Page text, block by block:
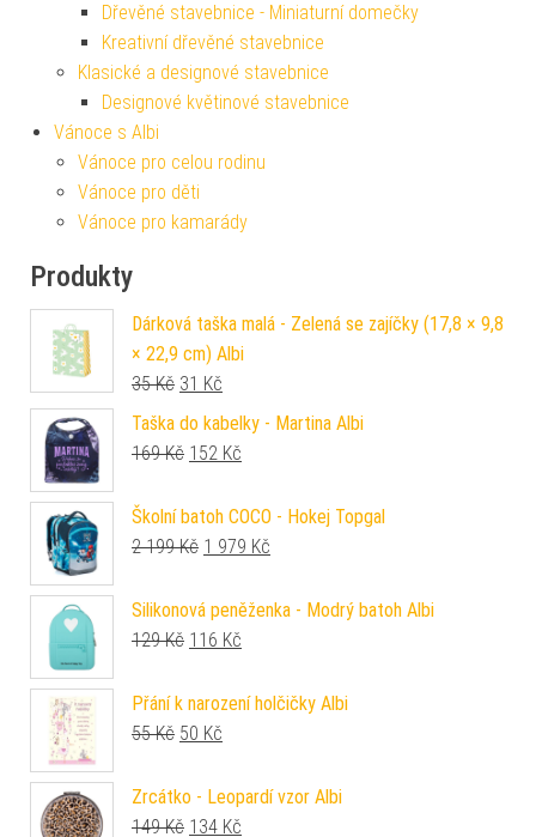
Dřevěné stavebnice - Miniaturní domečky
Kreativní dřevěné stavebnice
Klasické a designové stavebnice
Designové květinové stavebnice
Vánoce s Albi
Vánoce pro celou rodinu
Vánoce pro děti
Vánoce pro kamarády
Produkty
Dárková taška malá - Zelená se zajíčky (17,8 × 9,8
× 22,9 cm) Albi
35Kč Původní cena byla: 35 Kč.
31 Kč
Taška do kabelky - Martina Albi
169Kč Původní cena byla: 169 Kč.
152 Kč
Školní batoh COCO - Hokej Topgal
2 199Kč Původní cena byla: 2 199 Kč.
1 979 Kč
Silikonová peněženka - Modrý batoh Albi
129Kč Původní cena byla: 129 Kč.
116 Kč
Přání k narození holčičky Albi
55Kč Původní cena byla: 55 Kč.
50 Kč
Zrcátko - Leopardí vzor Albi
149Kč Původní cena byla: 149 Kč.
134 Kč